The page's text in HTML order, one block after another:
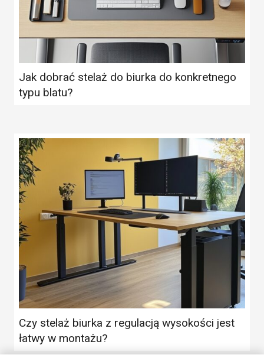
Jak dobrać stelaż do biurka do konkretnego
typu blatu?
Czy stelaż biurka z regulacją wysokości jest
łatwy w montażu?